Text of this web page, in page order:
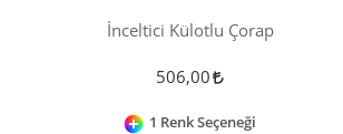
İnceltici Külotlu Çorap
506,00
1 Renk Seçeneği